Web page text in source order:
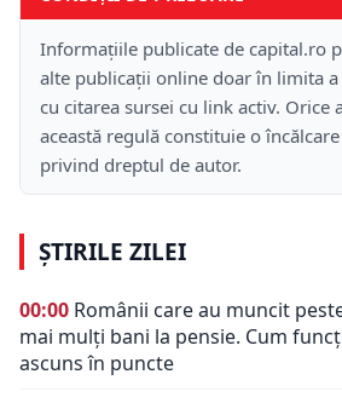
Informațiile publicate de capital.ro
alte publicații online doar în limita a
cu citarea sursei cu link activ. Orice
această regulă constituie o
privind dreptul de autor.
ȘTIRILE ZILEI
00:00 Românii care au muncit
mai mulți bani la pensie. Cum
ascuns în puncte